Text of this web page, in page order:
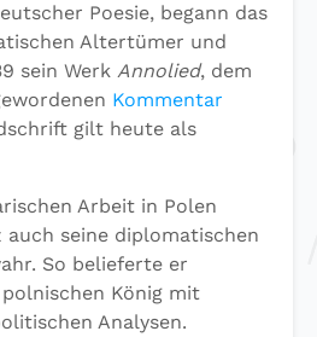
Poesie, begann das
Altertümer und
sein Werk Annolied, dem
Kommentar
gilt heute als
Arbeit in Polen
seine diplomatischen
So belieferte er
König mit
Analysen.